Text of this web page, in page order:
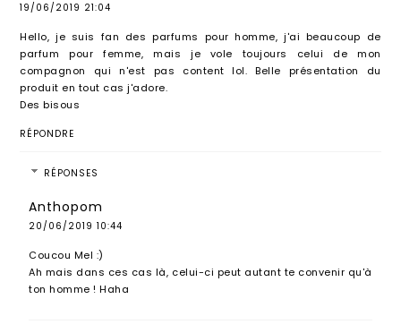
19/06/2019 21:04
Hello, je suis fan des parfums pour homme, j'ai beaucoup de
parfum pour femme, mais je vole toujours celui de mon
compagnon qui n'est pas content lol. Belle présentation du
produit en tout cas j'adore.
Des bisous
RÉPONDRE
RÉPONSES
Anthopom
20/06/2019 10:44
Coucou Mel :)
Ah mais dans ces cas là, celui-ci peut autant te convenir qu'à
ton homme ! Haha